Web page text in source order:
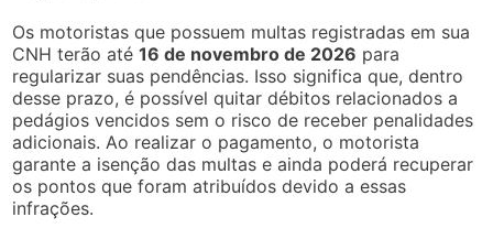
Os motoristas que possuem multas registradas em sua
CNH terão até16 de novembro de 2026 para
regularizar suas pendências. Isso significa que, dentro
desse prazo, é possível quitar débitos relacionados a
pedágios vencidos sem o risco de receber penalidades
adicionais. Ao realizar o pagamento, o motorista
garante a isenção das multas e ainda poderá recuperar
os pontos que foram atribuídos devido a essas
infrações.